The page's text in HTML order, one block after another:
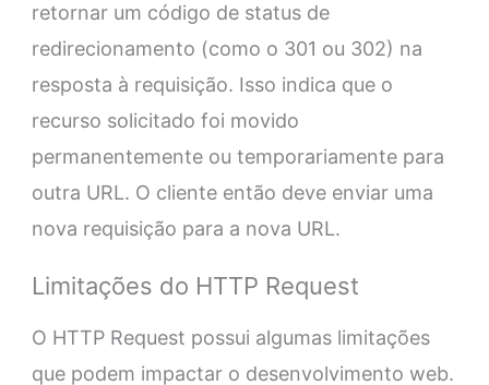
retornar um código de status de
redirecionamento (como o 301 ou 302) na
resposta à requisição. Isso indica que o
recurso solicitado foi movido
permanentemente ou temporariamente para
outra URL. O cliente então deve enviar uma
nova requisição para a nova URL.
Limitações do HTTP Request
O HTTP Request possui algumas limitações
que podem impactar o desenvolvimento web.